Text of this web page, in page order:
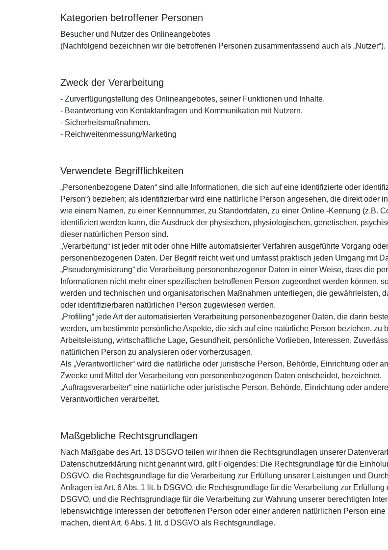
Kategorien betroffener Personen
Besucher und Nutzer des Onlineangebotes
(Nachfolgend bezeichnen wir die betroffenen Personen zusammenfassend auch als „Nutzer“).
Zweck der Verarbeitung
- Zurverfügungstellung des Onlineangebotes, seiner Funktionen und Inhalte.
- Beantwortung von Kontaktanfragen und Kommunikation mit Nutzern.
- Sicherheitsmaßnahmen.
- Reichweitenmessung/Marketing
Verwendete Begrifflichkeiten
„Personenbezogene Daten“ sind alle Informationen, die sich auf eine identifizierte oder
Person“) beziehen; als identifizierbar wird eine natürliche Person angesehen, die direkt oder
wie einem Namen, zu einer Kennnummer, zu Standortdaten, zu einer Online -Kennung (z.B.
identifiziert werden kann, die Ausdruck der physischen, physiologischen, genetischen,
dieser natürlichen Person sind.
„Verarbeitung“ ist jeder mit oder ohne Hilfe automatisierter Verfahren ausgeführte Vorgang
personenbezogenen Daten. Der Begriff reicht weit und umfasst praktisch jeden Umgang mit
„Pseudonymisierung“ die Verarbeitung personenbezogener Daten in einer Weise, dass die
Informationen nicht mehr einer spezifischen betroffenen Person zugeordnet werden können,
werden und technischen und organisatorischen Maßnahmen unterliegen, die gewährleisten,
oder identifizierbaren natürlichen Person zugewiesen werden.
„Profiling“ jede Art der automatisierten Verarbeitung personenbezogener Daten, die darin
werden, um bestimmte persönliche Aspekte, die sich auf eine natürliche Person beziehen, zu
Arbeitsleistung, wirtschaftliche Lage, Gesundheit, persönliche Vorlieben, Interessen,
natürlichen Person zu analysieren oder vorherzusagen.
Als „Verantwortlicher“ wird die natürliche oder juristische Person, Behörde, Einrichtung oder
Zwecke und Mittel der Verarbeitung von personenbezogenen Daten entscheidet, bezeichnet.
„Auftragsverarbeiter“ eine natürliche oder juristische Person, Behörde, Einrichtung oder
Verantwortlichen verarbeitet.
Maßgebliche Rechtsgrundlagen
Nach Maßgabe des Art. 13 DSGVO teilen wir Ihnen die Rechtsgrundlagen unserer
Datenschutzerklärung nicht genannt wird, gilt Folgendes: Die Rechtsgrundlage für die
DSGVO, die Rechtsgrundlage für die Verarbeitung zur Erfüllung unserer Leistungen und
Anfragen ist Art. 6 Abs. 1 lit. b DSGVO, die Rechtsgrundlage für die Verarbeitung zur
DSGVO, und die Rechtsgrundlage für die Verarbeitung zur Wahrung unserer berechtigten
lebenswichtige Interessen der betroffenen Person oder einer anderen natürlichen Person
machen, dient Art. 6 Abs. 1 lit. d DSGVO als Rechtsgrundlage.